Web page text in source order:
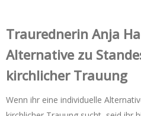
Trauredner‌in Anja
Alternative zu
kirchlicher Trauung
Wenn ihr eine individuelle